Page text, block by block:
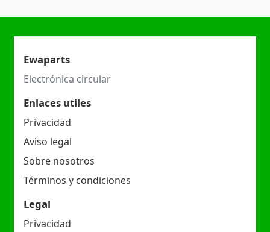
Ewaparts
Electrónica circular
Enlaces utiles
Privacidad
Aviso legal
Sobre nosotros
Términos y condiciones
Legal
Privacidad